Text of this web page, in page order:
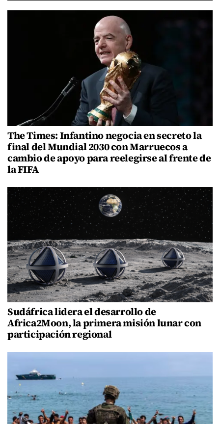
The Times: Infantino negocia en secreto la
final del Mundial 2030 con Marruecos a
cambio de apoyo para reelegirse al frente de
la FIFA
Sudáfrica lidera el desarrollo de
Africa2Moon, la primera misión lunar con
participación regional